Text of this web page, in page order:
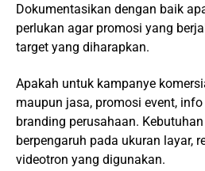
Dokumentasikan dengan baik
perlukan agar promosi yang
target yang diharapkan.
Apakah untuk kampanye
maupun jasa, promosi event,
branding perusahaan.
berpengaruh pada ukuran layar,
videotron yang digunakan.